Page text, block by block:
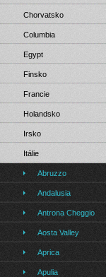
Chorvatsko
Columbia
Egypt
Finsko
Francie
Holandsko
Irsko
Itálie
Abruzzo
Andalusia
Antrona Cheggio
Aosta Valley
Aprica
Apulia